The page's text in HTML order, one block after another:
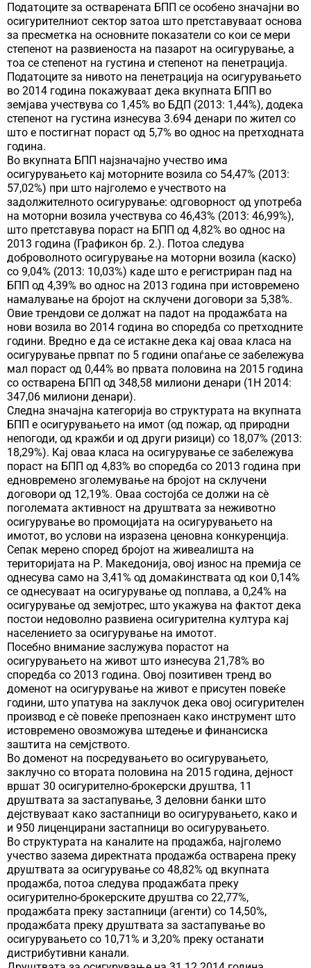
Податоците за остварената БПП се особено значајни во
осигурителниот сектор затоа што претставуваат основа
за пресметка на основните показатели со кои се мери
степенот на развиеноста на пазарот на осигурување, а
тоа се степенот на густина и степенот на пенетрација.
Податоците за нивото на пенетрација на осигурувањето
во 2014 година покажуваат дека вкупната БПП во
земјава учествува со 1,45% во БДП (2013: 1,44%), додека
степенот на густина изнесува 3.694 денари по жител со
што е постигнат пораст од 5,7% во однос на претходната
година.
Во вкупната БПП најзначајно учество има
осигурувањето кај моторните возила со 54,47% (2013:
57,02%) при што најголемо е учеството на
задолжителното осигурување: одговорност од употреба
на моторни возила учествува со 46,43% (2013: 46,99%),
што претставува пораст на БПП од 4,82% во однос на
2013 година (Графикон бр. 2.). Потоа следува
доброволното осигурување на моторни возила (каско)
со 9,04% (2013: 10,03%) каде што е регистриран пад на
БПП од 4,39% во однос на 2013 година при истовремено
намалување на бројот на склучени договори за 5,38%.
Овие трендови се должат на падот на продажбата на
нови возила во 2014 година во споредба со претходните
години. Вредно е да се истакне дека кај оваа класа на
осигурување првпат по 5 години опаѓање се забележува
мал пораст од 0,44% во првата половина на 2015 година
со остварена БПП од 348,58 милиони денари (1H 2014:
347,06 милиони денари).
Следна значајна категорија во структурата на вкупната
БПП е осигурувањето на имот (од пожар, од природни
непогоди, од кражби и од други ризици) со 18,07% (2013:
18,29%). Кај оваа класа на осигурување се забележува
пораст на БПП од 4,83% во споредба со 2013 година при
едновремено зголемување на бројот на склучени
договори од 12,19%. Оваа состојба се должи на сè
поголемата активност на друштвата за неживотно
осигурување во промоцијата на осигурувањето на
имотот, во услови на изразена ценовна конкуренција.
Сепак мерено според бројот на живеалишта на
територијата на Р. Македонија, овој износ на премија се
однесува само на 3,41% од домаќинствата од кои 0,14%
се однесуваат на осигурување од поплава, а 0,24% на
осигурување од земјотрес, што укажува на фактот дека
постои недоволно развиена осигурителна култура кај
населението за осигурување на имотот.
Посебно внимание заслужува порастот на
осигурувањето на живот што изнесува 21,78% во
споредба со 2013 година. Овој позитивен тренд во
доменот на осигурување на живот е присутен повеќе
години, што упатува на заклучок дека овој осигурителен
производ е сè повеќе препознаен како инструмент што
истовремено овозможува штедење и финансиска
заштита на семјството.
Во доменот на посредувањето во осигурувањето,
заклучно со втората половина на 2015 година, дејност
вршат 30 осигурително-брокерски друштва, 11
друштвата за застапување, 3 деловни банки што
дејствуваат како застапници во осигурувањето, како и
и 950 лиценцирани застапници во осигурувањето.
Во структурата на каналите на продажба, најголемо
учество зазема директната продажба остварена преку
друштвата за осигурување со 48,82% од вкупната
продажба, потоа следува продажбата преку
осигурително-брокерските друштва со 22,77%,
продажбата преку застапници (агенти) со 14,50%,
продажбата преку друштвата за застапување во
осигурувањето со 10,71% и 3,20% преку останати
дистрибутивни канали.